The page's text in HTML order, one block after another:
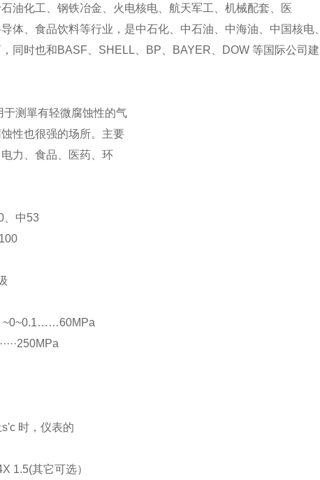
油化工、钢铁冶金、火电核电、航天军工、机械配套、医
体、食品饮料等行业，是中石化、中石油、中海油、中国核电、
同时也和BASF、SHELL、BP、BAYER、DOW 等国际公司建
测單有轻微腐蚀性的气
性也很强的场所。主要
力、食品、医药、环
、中53
~0~0.1……60MPa
时，仪表的
1.5(其它可选）